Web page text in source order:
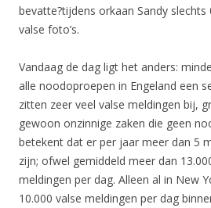
bevatte?tijdens orkaan Sandy slechts
valse foto’s.
Vandaag de dag ligt het anders:
alle noodoproepen in Engeland een
zitten zeer veel valse meldingen bij,
gewoon onzinnige zaken die geen
betekent dat er per jaar meer dan 5
zijn; ofwel gemiddeld meer dan
meldingen per dag. Alleen al in New
10.000 valse meldingen per dag